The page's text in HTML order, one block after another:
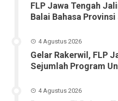
FLP Jawa Tengah
Balai Bahasa
4 Agustus 2026
Gelar Rakerwil, FLP
Sejumlah Program
4 Agustus 2026